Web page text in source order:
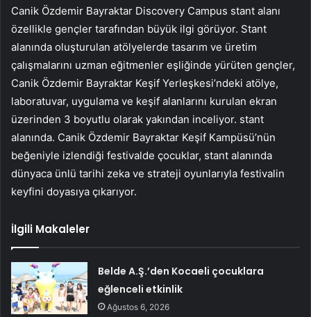
Canik Özdemir Bayraktar Discovery Campus stant alanı
özellikle gençler tarafından büyük ilgi görüyor. Stant
alanında oluşturulan atölyelerde tasarım ve üretim
çalışmalarını uzman eğitmenler eşliğinde yürüten gençler,
Canik Özdemir Bayraktar Keşif Yerleşkesi’ndeki atölye,
laboratuvar, uygulama ve keşif alanlarını kurulan ekran
üzerinden 3 boyutlu olarak yakından inceliyor. stant
alanında. Canik Özdemir Bayraktar Keşif Kampüsü’nün
beğeniyle izlendiği festivalde çocuklar, stant alanında
dünyaca ünlü tarihi zeka ve strateji oyunlarıyla festivalin
keyfini doyasıya çıkarıyor.
İlgili Makaleler
Belde A.Ş.’den Kocaeli çocuklara
eğlenceli etkinlik
Ağustos 6, 2026